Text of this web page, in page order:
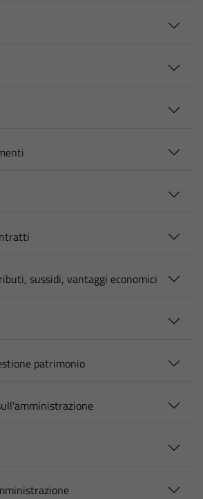
sussidi, vantaggi economici
patrimonio